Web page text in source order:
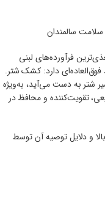
سالمندان
فرآورده‌های لبنی
فوق‌العاده‌ای دارد: کشک شتر.
شتر به دست می‌آید، به‌ویژه
تقویت‌کننده و محافظ در
و دلایل توصیه آن توسط